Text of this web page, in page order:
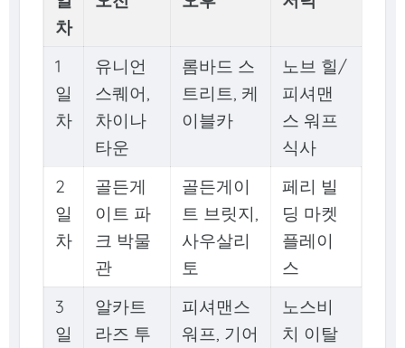
차
1
일
차
유니언
스퀘어,
차이나
타운
롬바드 스
트리트, 케
이블카
노브 힐/
피셔맨
스 워프
식사
2
일
차
골든게
이트 파
크 박물
관
골든게이
트 브릿지,
사우살리
토
페리 빌
딩 마켓
플레이
스
3
일
알카트
라즈 투
피셔맨스
워프, 기어
노스비
치 이탈